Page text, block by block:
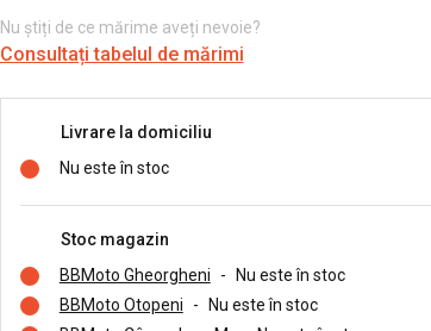
Nu știți de ce mărime aveți nevoie?
Consultați tabelul de mărimi
Livrare la domiciliu
Nu este în stoc
Stoc magazin
BBMoto Gheorgheni
-
Nu este în stoc
BBMoto Otopeni
-
Nu este în stoc